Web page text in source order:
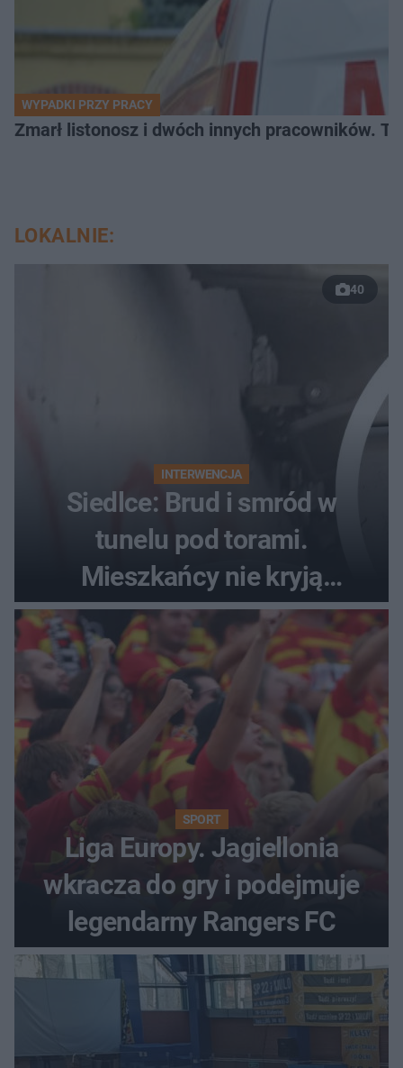
WYPADKI PRZY PRACY
Zmarł listonosz i dwóch innych pracowników.
LOKALNIE:
40
INTERWENCJA
Siedlce: Brud i smród w
tunelu pod torami.
Mieszkańcy nie kryją
oburzenia!
SPORT
Liga Europy. Jagiellonia
wkracza do gry i podejmuje
legendarny Rangers FC